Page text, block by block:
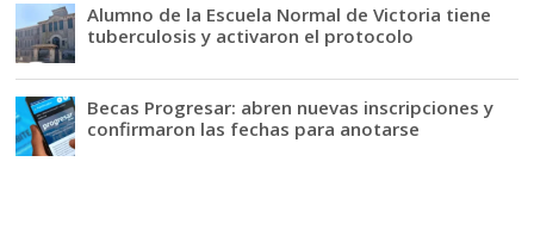
Alumno de la Escuela Normal de Victoria tiene
tuberculosis y activaron el protocolo
Becas Progresar: abren nuevas inscripciones y
confirmaron las fechas para anotarse